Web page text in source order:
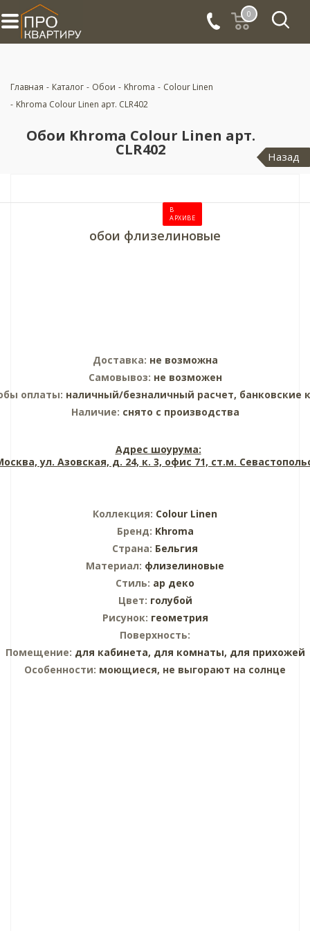
0
Главная - Каталог - Обои - Khroma - Colour Linen
- Khroma Colour Linen арт. CLR402
Обои Khroma Colour Linen арт.
CLR402 Назад
В
АРХИВЕ
обои флизелиновые
Доставка: не возможна
Самовывоз: не возможен
оплаты: наличный/безналичный расчет, банковские
Наличие: снято с производства
Адрес шоурума:
ул. Азовская, д. 24, к. 3, офис 71, ст.м.
Коллекция: Colour Linen
Бренд: Khroma
Страна: Бельгия
Материал: флизелиновые
Стиль: ар деко
Цвет: голубой
Рисунок: геометрия
Поверхность:
Помещение: для кабинета, для комнаты, для прихожей
Особенности: моющиеся, не выгорают на солнце